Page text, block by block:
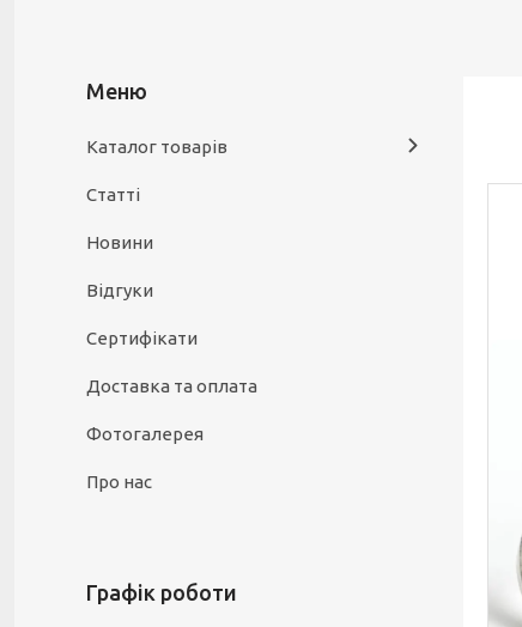
Каталог товарів
Статті
Новини
Відгуки
Сертифікати
Доставка та оплата
Фотогалерея
Про нас
Графік роботи